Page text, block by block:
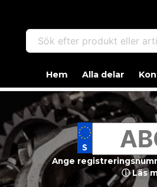
Sök efter produkt eller
Hem Alla delar
Ange
ⓘ Läs